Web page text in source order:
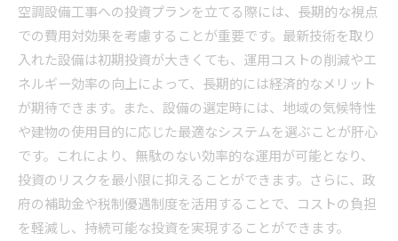
空調設備工事への投資プランを立てる際には、長期的な視点
での費用対効果を考慮することが重要です。最新技術を取り
入れた設備は初期投資が大きくても、運用コストの削減やエ
ネルギー効率の向上によって、長期的には経済的なメリット
が期待できます。また、設備の選定時には、地域の気候特性
や建物の使用目的に応じた最適なシステムを選ぶことが肝心
です。これにより、無駄のない効率的な運用が可能となり、
投資のリスクを最小限に抑えることができます。さらに、政
府の補助金や税制優遇制度を活用することで、コストの負担
を軽減し、持続可能な投資を実現することができます。